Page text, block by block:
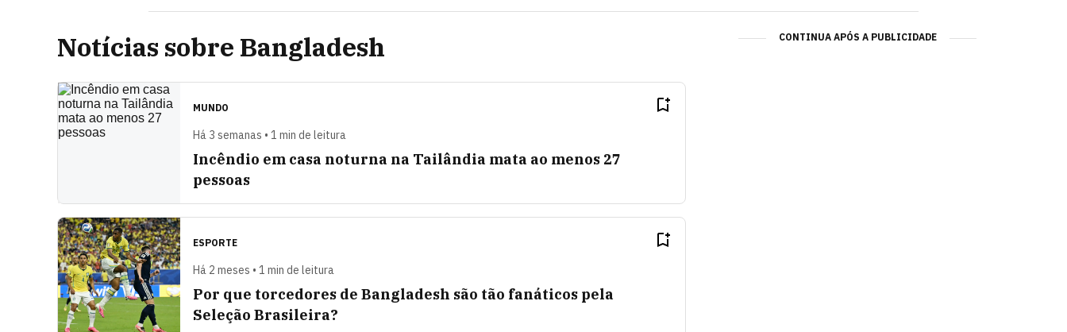
Notícias sobre Bangladesh
MUNDO
Há 3 semanas • 1 min de leitura
Incêndio em casa noturna na Tailândia mata ao menos 27
pessoas
ESPORTE
Há 2 meses • 1 min de leitura
Por que torcedores de Bangladesh são tão fanáticos pela
Seleção Brasileira?
CONTINUA APÓS A PUBLICIDADE